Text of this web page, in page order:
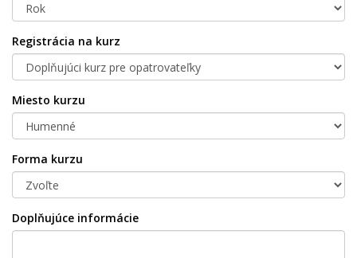
Registrácia na kurz
Miesto kurzu
Forma kurzu
Doplňujúce informácie